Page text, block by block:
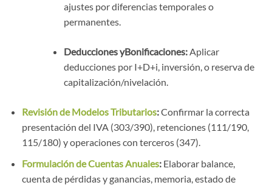
ajustes por diferencias temporales o
permanentes.
Deducciones yBonificaciones:Aplicar
deducciones por I+D+i, inversión, o reserva de
capitalización/nivelación.
Revisión de Modelos Tributarios:Confirmar la correcta
presentación del IVA (303/390), retenciones (111/190,
115/180) y operaciones con terceros (347).
Formulación de Cuentas Anuales:Elaborar balance,
cuenta de pérdidas y ganancias, memoria, estado de